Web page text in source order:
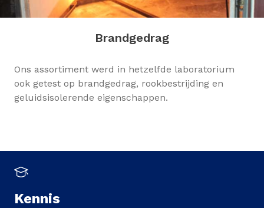
Brandgedrag
Ons assortiment werd in hetzelfde laboratorium
ook getest op brandgedrag, rookbestrijding en
geluidsisolerende eigenschappen.
Kennis